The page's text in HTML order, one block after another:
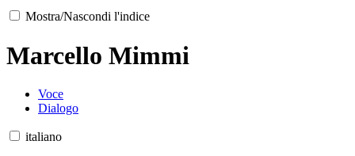
Mostra/Nascondi l'indice
Marcello Mimmi
Voce
Dialogo
italiano